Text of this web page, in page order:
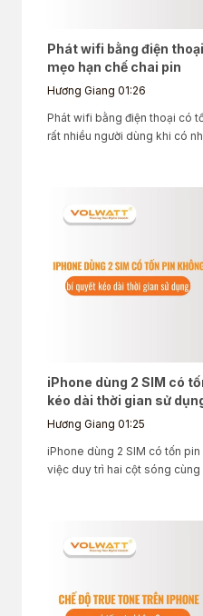
Phát wifi bằng điện
mẹo hạn chế chai pin
Hương Giang 01:26
Phát wifi bằng điện thoại có
rất nhiều người dùng khi có
iPhone dùng 2 SIM có
kéo dài thời gian sử
Hương Giang 01:25
iPhone dùng 2 SIM có tốn
việc duy trì hai cột sóng cùng